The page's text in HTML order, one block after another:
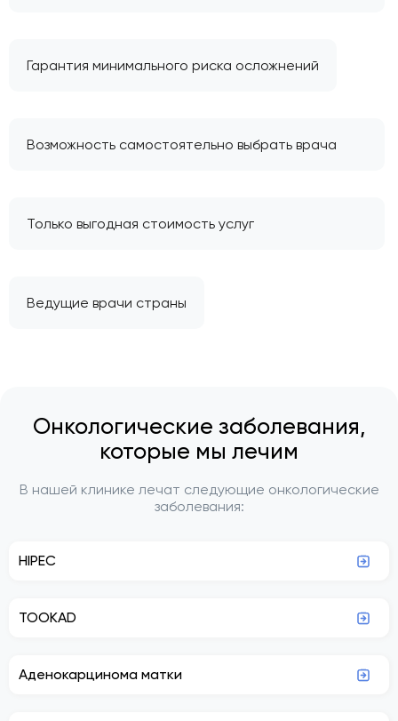
Гарантия минимального риска осложнений
Возможность самостоятельно выбрать врача
Только выгодная стоимость услуг
Ведущие врачи страны
Онкологические заболевания,
которые мы лечим
В нашей клинике лечат следующие онкологические
заболевания:
HIPEC
TOOKAD
Аденокарцинома матки